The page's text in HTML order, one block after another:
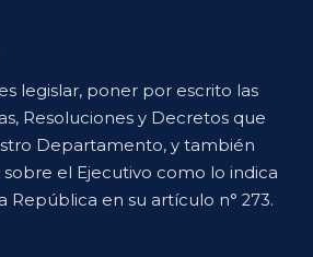
legislar, poner por escrito las
Resoluciones y Decretos que
Departamento, y también
el Ejecutivo como lo indica
República en su artículo n° 273.